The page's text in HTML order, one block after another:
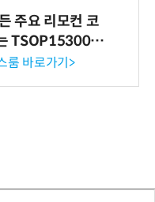
주요 리모컨 코
TSOP15300 시
기 출시
룸 바로가기>